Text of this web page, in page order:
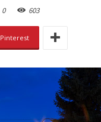
0 603
Pinterest